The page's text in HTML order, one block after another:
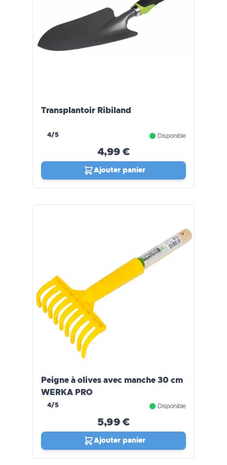
Transplantoir Ribiland
4/5 Disponible
4,99 €
Ajouter panier
Peigne à olives avec manche 30 cm
WERKA PRO
4/5 Disponible
5,99 €
Ajouter panier